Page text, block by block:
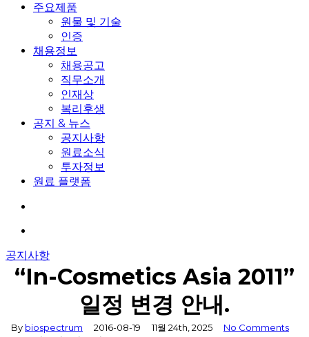
주요제품
원물 및 기술
인증
채용정보
채용공고
직무소개
인재상
복리후생
공지 & 뉴스
공지사항
원료소식
투자정보
원료 플랫폼
공지사항
“In-Cosmetics Asia 2011”
일정 변경 안내.
By biospectrum 2016-08-19 11월 24th, 2025
No Comments